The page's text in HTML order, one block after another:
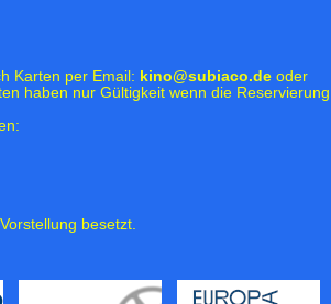
Karten per Email: kino@subiaco.de oder
haben nur Gültigkeit wenn die Reservierung
besetzt.